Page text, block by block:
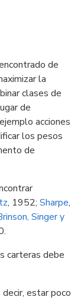
de
la
clases de
de
acciones
los pesos
de
, 1952; Sharpe,
Singer y
carteras debe
estar poco